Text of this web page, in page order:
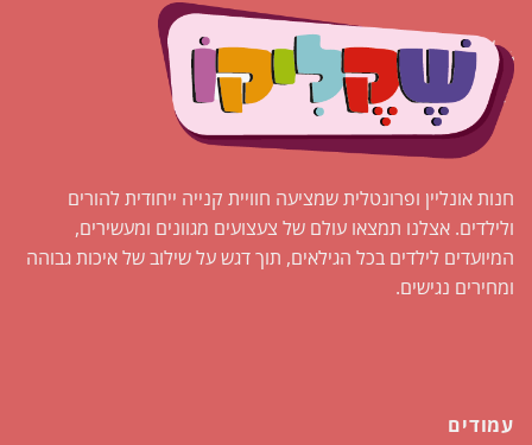
חנות אונליין ופרונטלית שמציעה חוויית קנייה ייחודית להורים
ולילדים. אצלנו תמצאו עולם של צעצועים מגוונים ומעשירים,
המיועדים לילדים בכל הגילאים, תוך דגש על שילוב של איכות גבוהה
ומחירים נגישים.
עמודים